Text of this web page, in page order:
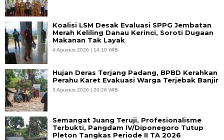
Koalisi LSM Desak Evaluasi SPPG Jembatan
Merah Keliling Danau Kerinci, Soroti Dugaan
Makanan Tak Layak
4 Agustus 2026 | 14:19 WIB
Hujan Deras Terjang Padang, BPBD Kerahkan
Perahu Karet Evakuasi Warga Terjebak Banjir
3 Agustus 2026 | 20:26 WIB
Semangat Juang Teruji, Profesionalisme
Terbukti, Pangdam IV/Diponegoro Tutup
Pleton Tangkas Periode II TA 2026